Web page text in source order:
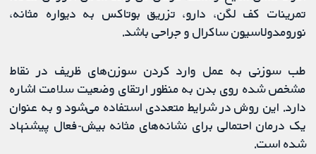
تمرینات کف لگن، دارو، تزریق بوتاکس به دیواره مثانه،
نورومدولاسیون ساکرال و جراحی باشد.
طب سوزنی به عمل وارد کردن سوزن‌های ظریف در نقاط
مشخص شده روی بدن به منظور ارتقای وضعیت سلامت اشاره
دارد. این روش در شرایط متعددی استفاده می‌شود و به عنوان
یک درمان احتمالی برای نشانه‌های مثانه بیش-فعال پیشنهاد
شده است.